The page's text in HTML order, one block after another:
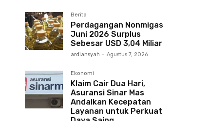
Berita
Perdagangan Nonmigas
Juni 2026 Surplus
Sebesar USD 3,04 Miliar
ardiansyah - Agustus 7, 2026
Ekonomi
Klaim Cair Dua Hari,
Asuransi Sinar Mas
Andalkan Kecepatan
Layanan untuk Perkuat